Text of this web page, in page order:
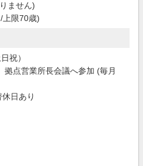
ません)
上限70歳)
祝）
点営業所長会議へ参加 (毎月
日あり